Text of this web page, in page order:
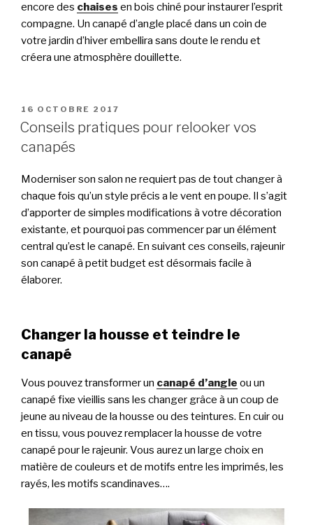
encore des chaises en bois chiné pour instaurer l’esprit
compagne. Un canapé d’angle placé dans un coin de
votre jardin d’hiver embellira sans doute le rendu et
créera une atmosphère douillette.
PUBLIÉ
LE
16 OCTOBRE 2017
Conseils pratiques pour relooker vos
canapés
Moderniser son salon ne requiert pas de tout changer à
chaque fois qu’un style précis a le vent en poupe. Il s’agit
d’apporter de simples modifications à votre décoration
existante, et pourquoi pas commencer par un élément
central qu’est le canapé. En suivant ces conseils, rajeunir
son canapé à petit budget est désormais facile à
élaborer.
Changer la housse et teindre le
canapé
Vous pouvez transformer un canapé d’angle ou un
canapé fixe vieillis sans les changer grâce à un coup de
jeune au niveau de la housse ou des teintures. En cuir ou
en tissu, vous pouvez remplacer la housse de votre
canapé pour le rajeunir. Vous aurez un large choix en
matière de couleurs et de motifs entre les imprimés, les
rayés, les motifs scandinaves….